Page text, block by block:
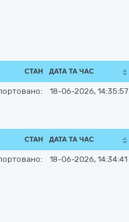
СТАН ДАТА ТА ЧАС
18-06-2026, 14:35:57
СТАН ДАТА ТА ЧАС
18-06-2026, 14:34:41